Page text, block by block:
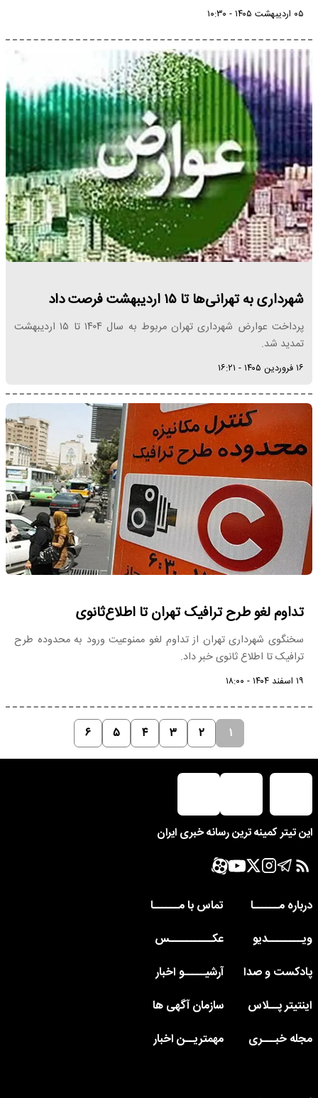
۰۵ اردیبهشت ۱۴۰۵ - ۱۰:۳۰
شهرداری به تهرانی‌ها تا ۱۵ اردیبهشت فرصت داد
پرداخت عوارض شهرداری تهران مربوط به سال ۱۴۰۴ تا ۱۵ اردیبهشت
تمدید شد.
۱۶ فروردین ۱۴۰۵ - ۱۶:۲۱
تداوم لغو طرح ترافیک تهران تا اطلاع‌ثانوی
سخنگوی شهرداری تهران از تداوم لغو ممنوعیت ورود به محدوده طرح
ترافیک تا اطلاع ثانوی خبر داد.
۱۹ اسفند ۱۴۰۴ - ۱۸:۰۰
۱ ۲ ۳ ۴ ۵ ۶
این تیتر کمینه ترین رسانه خبری ایران
درباره مــــــا
تماس با مــــــا
ویــــــــدیو
عکــــــــــس
پادکست و صدا
آرشیـــــو اخبار
اینتیتر پــلاس
سازمان آگهی ها
مجله خبـــری
مهمتریــن اخبار